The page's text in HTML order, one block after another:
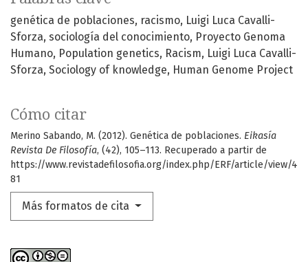
genética de poblaciones racismo Luigi Luca Cavalli-
Sforza sociología del conocimiento Proyecto Genoma
Humano Population genetics Racism
Luigi Luca Cavalli-
Sforza Sociology of knowledge Human Genome Project
Cómo citar
Merino Sabando, M. (2012). Genética de poblaciones. Eikasía
Revista De Filosofía, (42), 105–113. Recuperado a partir de
https://www.revistadefilosofia.org/index.php/ERF/article/view/4
81
Más formatos de cita